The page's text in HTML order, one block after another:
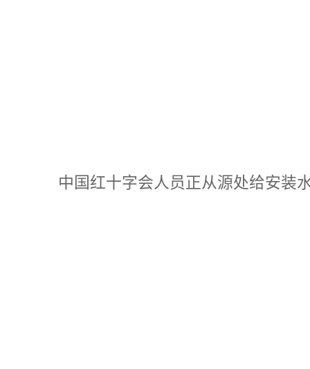
中国红十字会人员正从源处给安装